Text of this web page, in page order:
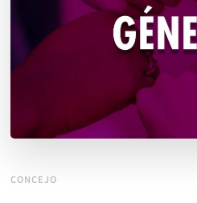
CONCEJO